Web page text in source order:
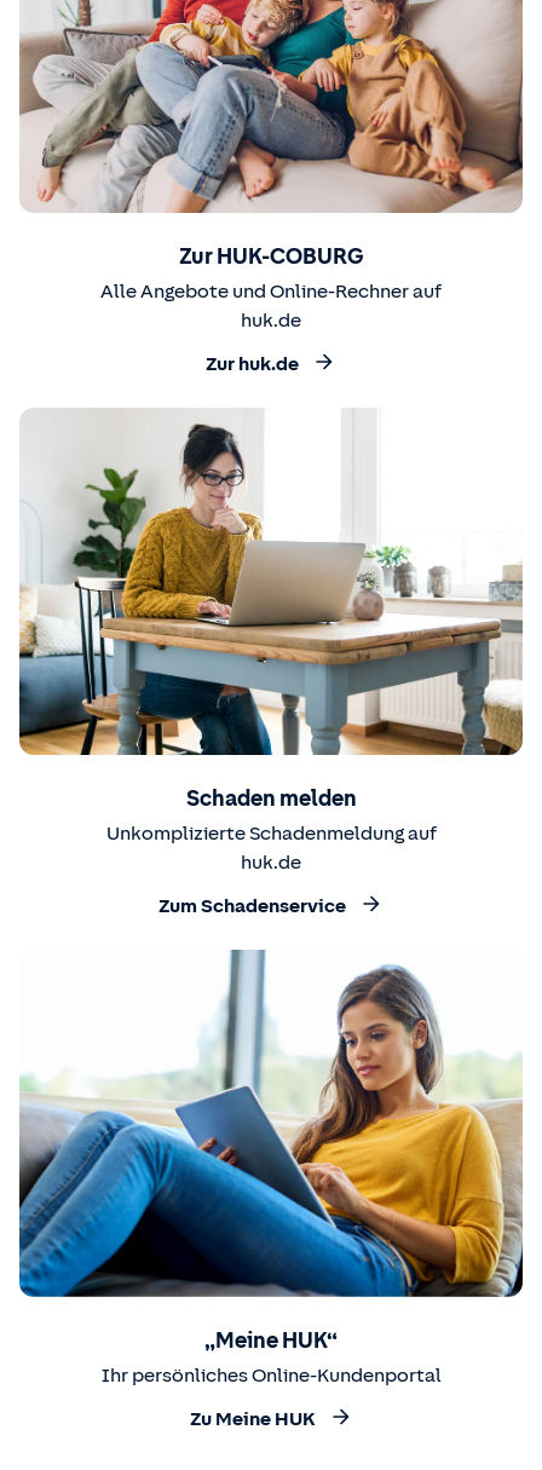
Zur HUK-COBURG
Alle Angebote und Online-Rechner auf
huk.de
Zur huk.de
Schaden melden
Unkomplizierte Schadenmeldung auf
huk.de
Zum Schadenservice
„Meine HUK“
Ihr persönliches Online-Kundenportal
Zu Meine HUK